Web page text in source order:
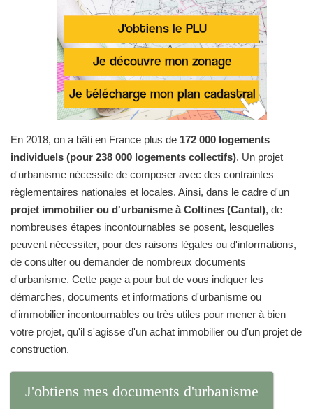
En 2018, on a bâti en France plus de 172 000 logements
individuels (pour 238 000 logements collectifs). Un projet
d'urbanisme nécessite de composer avec des contraintes
règlementaires nationales et locales. Ainsi, dans le cadre d'un
projet immobilier ou d'urbanisme à Coltines (Cantal), de
nombreuses étapes incontournables se posent, lesquelles
peuvent nécessiter, pour des raisons légales ou d'informations,
de consulter ou demander de nombreux documents
d'urbanisme. Cette page a pour but de vous indiquer les
démarches, documents et informations d'urbanisme ou
d'immobilier incontournables ou très utiles pour mener à bien
votre projet, qu'il s'agisse d'un achat immobilier ou d'un projet de
construction.
J'obtiens mes documents d'urbanisme